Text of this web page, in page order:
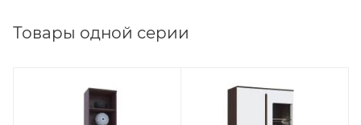
Товары одной серии